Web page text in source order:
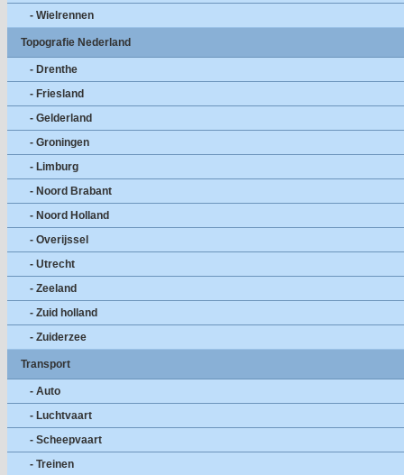
- Wielrennen
Topografie Nederland
- Drenthe
- Friesland
- Gelderland
- Groningen
- Limburg
- Noord Brabant
- Noord Holland
- Overijssel
- Utrecht
- Zeeland
- Zuid holland
- Zuiderzee
Transport
- Auto
- Luchtvaart
- Scheepvaart
- Treinen